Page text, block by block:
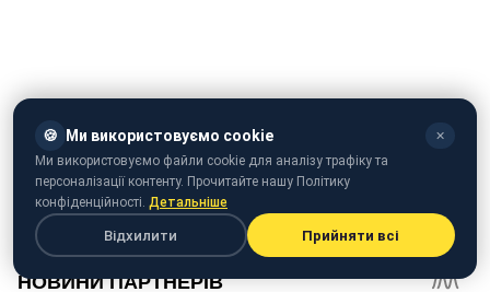
Видео: Волнующие подробности свадьбы принца
🍪 Ми використовуємо cookie ✕
Ми використовуємо файли cookie для аналізу трафіку та
персоналізації контенту. Прочитайте нашу Політику
конфіденційності. Детальніше
Відхилити Прийняти всі